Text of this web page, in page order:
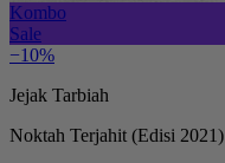
Kombo
Sale
−10%
Jejak Tarbiah
Noktah Terjahit (Edisi 2021)